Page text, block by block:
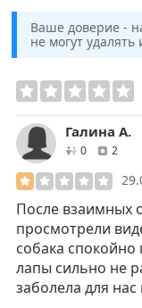
Ваше доверие -
не могут
Галина А.
0друзей
2
После взаимных
просмотрели
собака спокойно
лапы сильно не
заболела для нас